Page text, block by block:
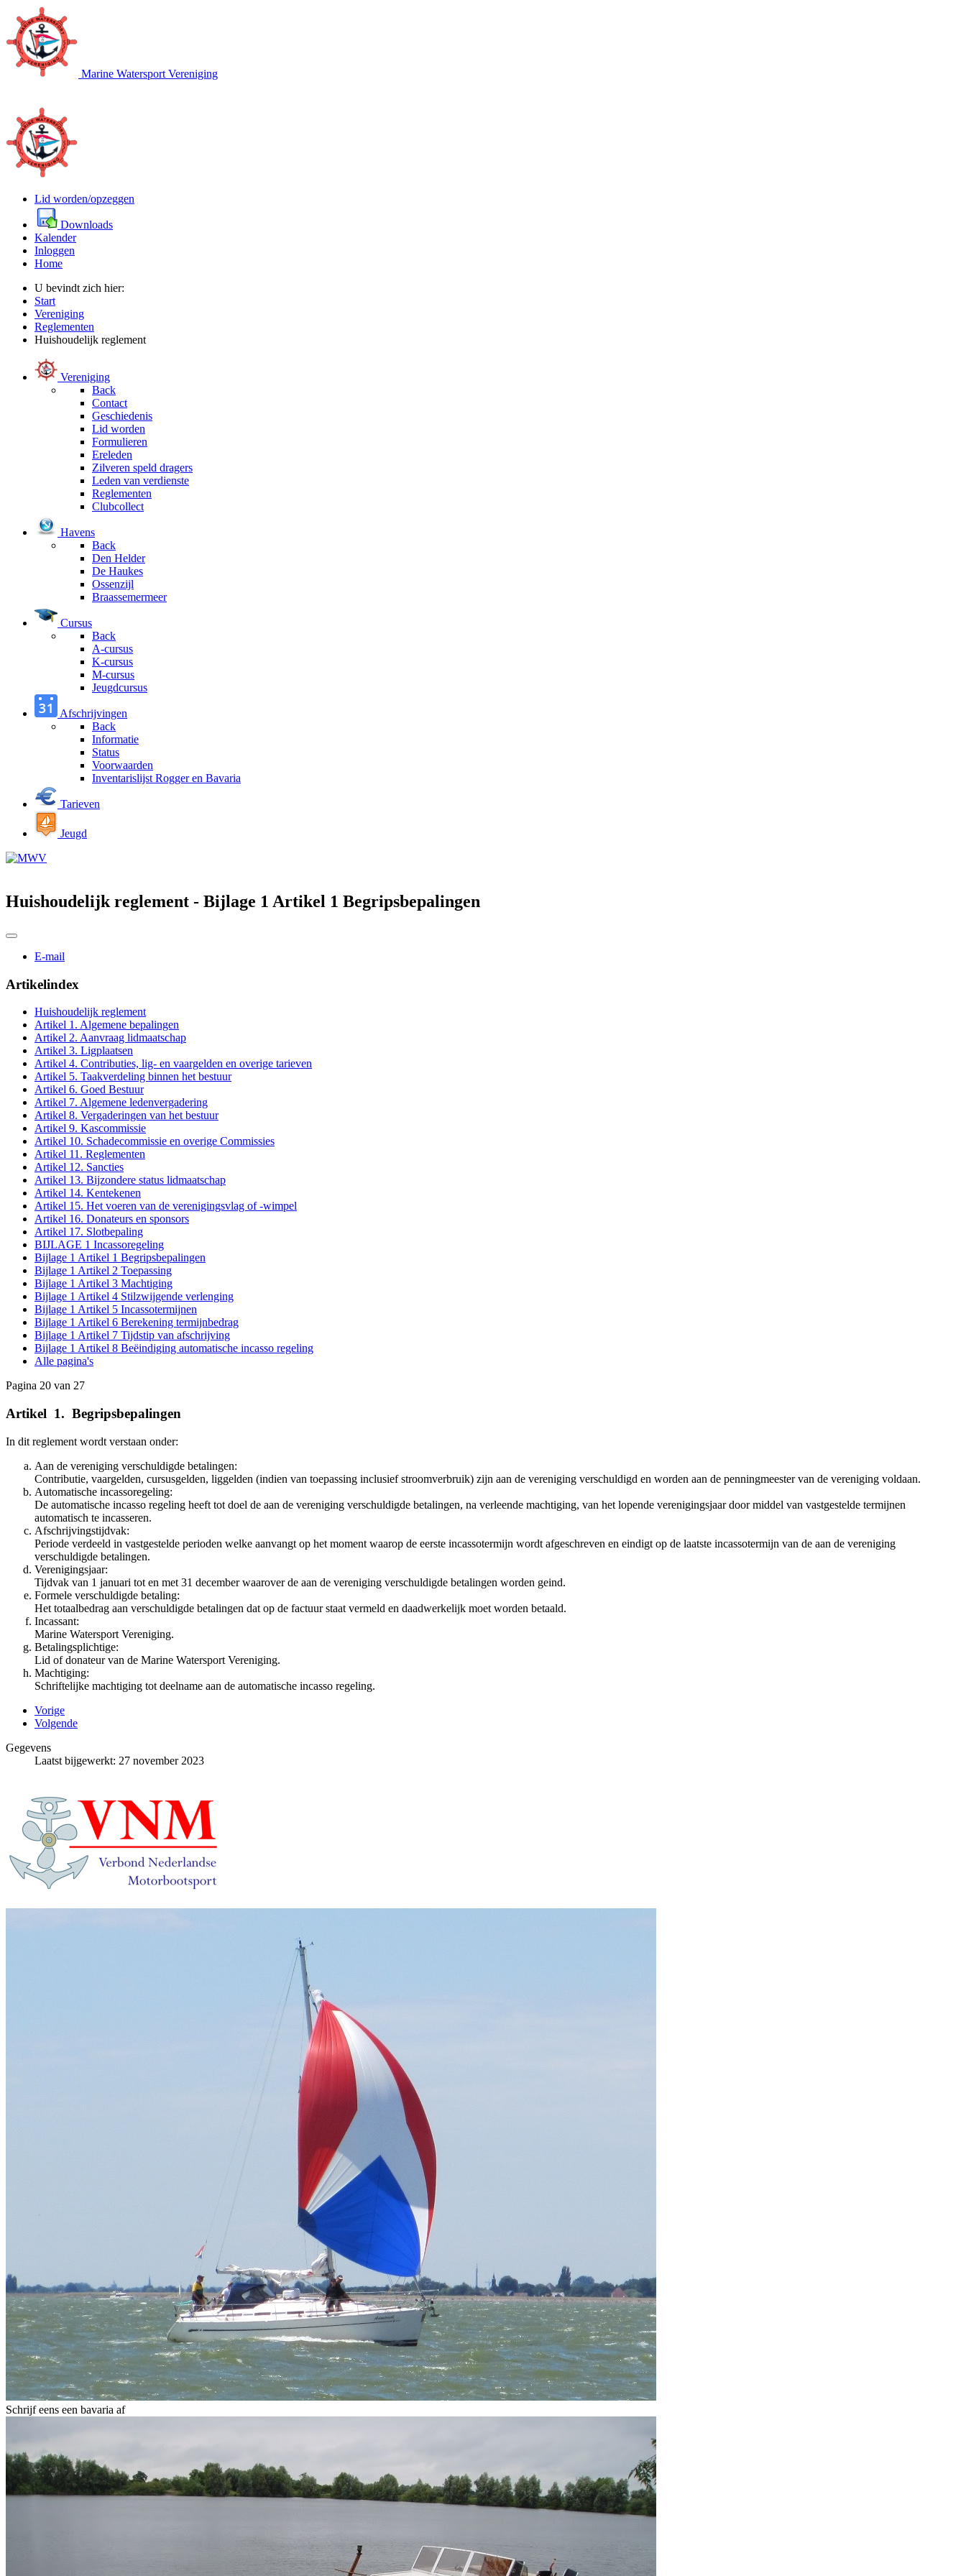
Marine Watersport Vereniging
Lid worden/opzeggen
Downloads
Kalender
Inloggen
Home
U bevindt zich hier:
Start
Vereniging
Reglementen
Huishoudelijk reglement
Vereniging
Back
Contact
Geschiedenis
Lid worden
Formulieren
Ereleden
Zilveren speld dragers
Leden van verdienste
Reglementen
Clubcollect
Havens
Back
Den Helder
De Haukes
Ossenzijl
Braassemermeer
Cursus
Back
A-cursus
K-cursus
M-cursus
Jeugdcursus
Afschrijvingen
Back
Informatie
Status
Voorwaarden
Inventarislijst Rogger en Bavaria
Tarieven
Jeugd
Huishoudelijk reglement - Bijlage 1 Artikel 1 Begripsbepalingen
E-mail
Artikelindex
Huishoudelijk reglement
Artikel 1. Algemene bepalingen
Artikel 2. Aanvraag lidmaatschap
Artikel 3. Ligplaatsen
Artikel 4. Contributies, lig- en vaargelden en overige tarieven
Artikel 5. Taakverdeling binnen het bestuur
Artikel 6. Goed Bestuur
Artikel 7. Algemene ledenvergadering
Artikel 8. Vergaderingen van het bestuur
Artikel 9. Kascommissie
Artikel 10. Schadecommissie en overige Commissies
Artikel 11. Reglementen
Artikel 12. Sancties
Artikel 13. Bijzondere status lidmaatschap
Artikel 14. Kentekenen
Artikel 15. Het voeren van de verenigingsvlag of -wimpel
Artikel 16. Donateurs en sponsors
Artikel 17. Slotbepaling
BIJLAGE 1 Incassoregeling
Bijlage 1 Artikel 1 Begripsbepalingen
Bijlage 1 Artikel 2 Toepassing
Bijlage 1 Artikel 3 Machtiging
Bijlage 1 Artikel 4 Stilzwijgende verlenging
Bijlage 1 Artikel 5 Incassotermijnen
Bijlage 1 Artikel 6 Berekening termijnbedrag
Bijlage 1 Artikel 7 Tijdstip van afschrijving
Bijlage 1 Artikel 8 Beëindiging automatische incasso regeling
Alle pagina's
Pagina 20 van 27
Artikel 1. Begripsbepalingen
In dit reglement wordt verstaan onder:
Aan de vereniging verschuldigde betalingen:
Contributie, vaargelden, cursusgelden, liggelden (indien van toepassing inclusief stroomverbruik) zijn aan de vereniging verschuldigd en worden aan de penningmeester van de vereniging voldaan.
Automatische incassoregeling:
De automatische incasso regeling heeft tot doel de aan de vereniging verschuldigde betalingen, na verleende machtiging, van het lopende verenigingsjaar door middel van vastgestelde termijnen
automatisch te incasseren.
Afschrijvingstijdvak:
Periode verdeeld in vastgestelde perioden welke aanvangt op het moment waarop de eerste incassotermijn wordt afgeschreven en eindigt op de laatste incassotermijn van de aan de vereniging
verschuldigde betalingen.
Verenigingsjaar:
Tijdvak van 1 januari tot en met 31 december waarover de aan de vereniging verschuldigde betalingen worden geind.
Formele verschuldigde betaling:
Het totaalbedrag aan verschuldigde betalingen dat op de factuur staat vermeld en daadwerkelijk moet worden betaald.
Incassant:
Marine Watersport Vereniging.
Betalingsplichtige:
Lid of donateur van de Marine Watersport Vereniging.
Machtiging:
Schriftelijke machtiging tot deelname aan de automatische incasso regeling.
Vorige
Volgende
Gegevens
Laatst bijgewerkt: 27 november 2023
Schrijf eens een bavaria af